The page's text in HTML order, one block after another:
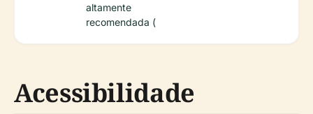
altamente
recomendada (
Acessibilidade